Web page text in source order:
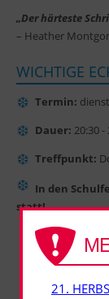
„Der härteste
– Heather
WICHTIGE
Termin:
Dauer: 20:30 -
Treffpunkt:
In den
statt!
21.